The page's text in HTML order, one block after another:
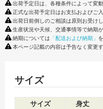
出荷予定日は、各種条件によって変動
正式な出荷予定日はお支払およびご
出荷日前倒しのご相談は原則お受けし
生産状況や天候、交通事情等で納期
納期については 「配送および納期」
本ページ記載の内容は予告なく変更
サイズ
サイズ 身丈